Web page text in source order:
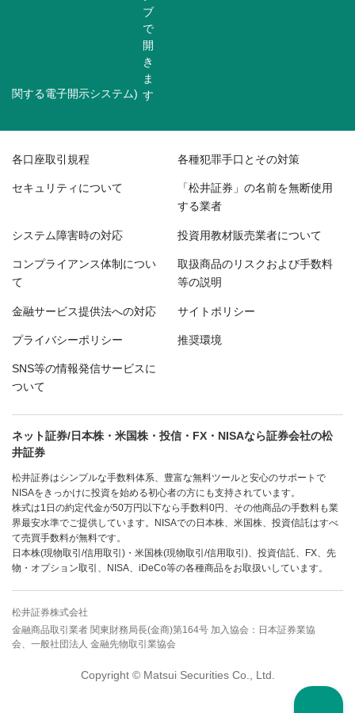
関する電子開示システム)
各口座取引規程 各種犯罪手口とその対策
セキュリティについて 「松井証券」の名前を無断使用
する業者
システム障害時の対応 投資用教材販売業者について
コンプライアンス体制につい
て
取扱商品のリスクおよび手数料
等の説明
金融サービス提供法への対応 サイトポリシー
プライバシーポリシー 推奨環境
SNS等の情報発信サービスに
ついて
ネット証券/日本株・米国株・投信・FX・NISAなら証券会社の松
井証券
松井証券はシンプルな手数料体系、豊富な無料ツールと安心のサポートで
NISAをきっかけに投資を始める初心者の方にも支持されています。
株式は1日の約定代金が50万円以下なら手数料0円、その他商品の手数料も業
界最安水準でご提供しています。NISAでの日本株、米国株、投資信託はすべ
て売買手数料が無料です。
日本株(現物取引/信用取引)・米国株(現物取引/信用取引)、投資信託、FX、先
物・オプション取引、NISA、iDeCo等の各種商品をお取扱いしています。
松井証券株式会社
金融商品取引業者 関東財務局長(金商)第164号 加入協会：日本証券業協
会、一般社団法人 金融先物取引業協会
Copyright © Matsui Securities Co., Ltd.